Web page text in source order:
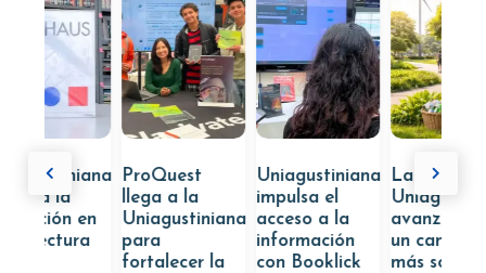
ProQuest
llega a la
Uniagustiniana
para
fortalecer la
Uniagustiniana
impulsa el
acceso a la
información
con Booklick
La
Uniagustiniana
avanza hacia
un campus
más sostenible